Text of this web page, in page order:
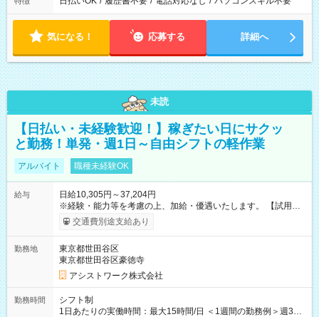
気になる！ 応募する 詳細へ
未読
【日払い・未経験歓迎！】稼ぎたい日にサクッ
と勤務！単発・週1日～自由シフトの軽作業
アルバイト 職種未経験OK
給与
日給10,305円～37,204円
※経験・能力等を考慮の上、加給・優遇いたします。 【試用期
間】試用期間なし
交通費別途支給あり
勤務地
東京都世田谷区
東京都世田谷区豪徳寺
アシストワーク株式会社
勤務時間
シフト制
1日あたりの実働時間：最大15時間/日 ＜1週間の勤務例＞週3回